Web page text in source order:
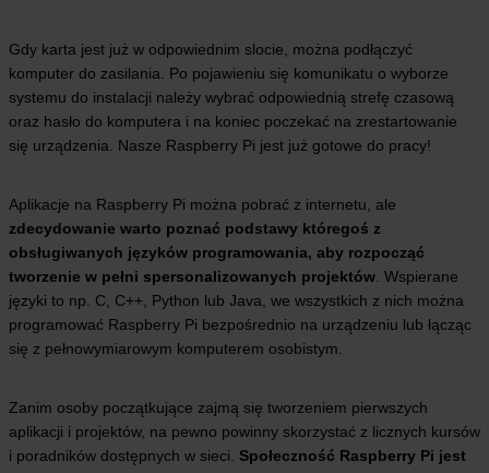
Gdy karta jest już w odpowiednim slocie, można podłączyć
komputer do zasilania. Po pojawieniu się komunikatu o wyborze
systemu do instalacji należy wybrać odpowiednią strefę czasową
oraz hasło do komputera i na koniec poczekać na zrestartowanie
się urządzenia. Nasze Raspberry Pi jest już gotowe do pracy!
Aplikacje na Raspberry Pi można pobrać z internetu, ale
zdecydowanie warto poznać podstawy któregoś z
obsługiwanych języków programowania, aby rozpocząć
tworzenie w pełni spersonalizowanych projektów . Wspierane
języki to np. C, C++, Python lub Java, we wszystkich z nich można
programować Raspberry Pi bezpośrednio na urządzeniu lub łącząc
się z pełnowymiarowym komputerem osobistym.
Zanim osoby początkujące zajmą się tworzeniem pierwszych
aplikacji i projektów, na pewno powinny skorzystać z licznych kursów
i poradników dostępnych w sieci. Społeczność Raspberry Pi jest